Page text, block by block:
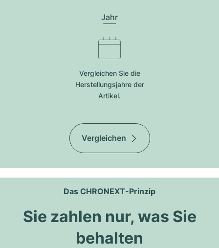
Jahr
Vergleichen Sie die
Herstellungsjahre der
Artikel.
Vergleichen
Das CHRONEXT-Prinzip
Sie zahlen nur, was Sie
behalten